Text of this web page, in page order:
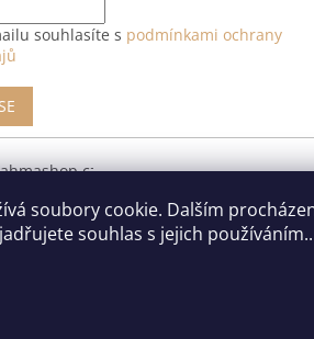
soubory cookie. Dalším
souhlas s jejich
souhlasíte s podmínkami ochrany
formular-